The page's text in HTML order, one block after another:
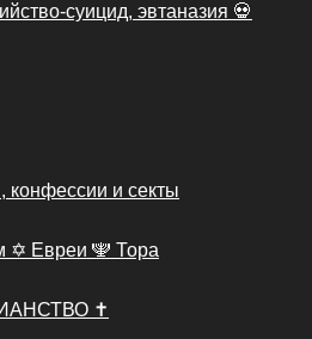
суицид, эвтаназия 💀
конфессии и секты
✡️ Евреи 🕎 Тора
✝️